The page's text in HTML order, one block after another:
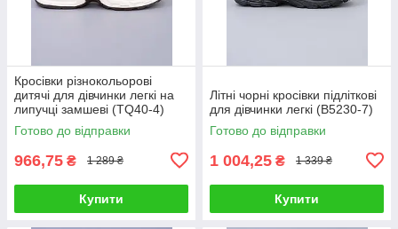
Кросівки різнокольорові
дитячі для дівчинки легкі на
липучці замшеві (TQ40-4)
Готово до відправки
966,75 ₴ 1 289 ₴
Купити
Літні чорні кросівки підліткові
для дівчинки легкі (B5230-7)
Готово до відправки
1 004,25 ₴ 1 339 ₴
Купити